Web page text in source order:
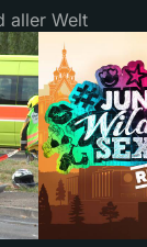
aller Welt